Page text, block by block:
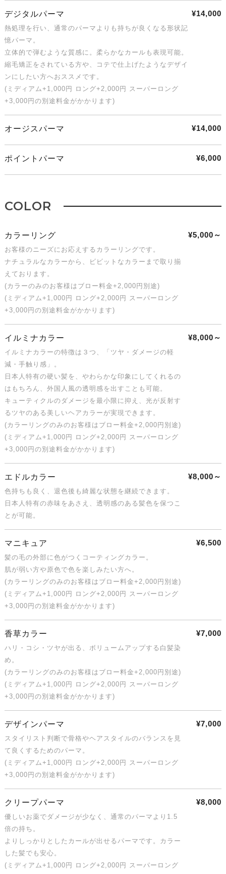
デジタルパーマ
熱処理を行い、通常のパーマよりも持ちが良くなる形状記
憶パーマ。
立体的で弾むような質感に。柔らかなカールも表現可能。
縮毛矯正をされている方や、コテで仕上げたようなデザイ
ンにしたい方へおススメです。
(ミディアム+1,000円 ロング+2,000円 スーパーロング
+3,000円の別途料金がかかります)
¥14,000
オージスパーマ ¥14,000
ポイントパーマ ¥6,000
COLOR
カラーリング
お客様のニーズにお応えするカラーリングです。
ナチュラルなカラーから、ビビットなカラーまで取り揃
えております。
(カラーのみのお客様はブロー料金+2,000円別途)
(ミディアム+1,000円 ロング+2,000円 スーパーロング
+3,000円の別途料金がかかります)
¥5,000～
イルミナカラー
イルミナカラーの特徴は３つ、「ツヤ・ダメージの軽
減・手触り感」。
日本人特有の硬い髪を、やわらかな印象にしてくれるの
はもちろん、外国人風の透明感を出すことも可能。
キューティクルのダメージを最小限に抑え、光が反射す
るツヤのある美しいヘアカラーが実現できます。
(カラーリングのみのお客様はブロー料金+2,000円別途)
(ミディアム+1,000円 ロング+2,000円 スーパーロング
+3,000円の別途料金がかかります)
¥8,000～
エドルカラー
色持ちも良く、退色後も綺麗な状態を継続できます。
日本人特有の赤味をあさえ、透明感のある髪色を保つこ
とが可能。
¥8,000～
マニキュア
髪の毛の外部に色がつくコーティングカラー。
肌が弱い方や原色で色を楽しみたい方へ。
(カラーリングのみのお客様はブロー料金+2,000円別途)
(ミディアム+1,000円 ロング+2,000円 スーパーロング
+3,000円の別途料金がかかります)
¥6,500
香草カラー
ハリ・コシ・ツヤが出る、ボリュームアップする白髪染
め。
(カラーリングのみのお客様はブロー料金+2,000円別途)
(ミディアム+1,000円 ロング+2,000円 スーパーロング
+3,000円の別途料金がかかります)
¥7,000
デザインパーマ
スタイリスト判断で骨格やヘアスタイルのバランスを見
て良くするためのパーマ。
(ミディアム+1,000円 ロング+2,000円 スーパーロング
+3,000円の別途料金がかかります)
¥7,000
クリープパーマ
優しいお薬でダメージが少なく、通常のパーマより1.5
倍の持ち。
よりしっかりとしたカールが出せるパーマです。カラー
した髪でも安心。
(ミディアム+1,000円 ロング+2,000円 スーパーロング
¥8,000